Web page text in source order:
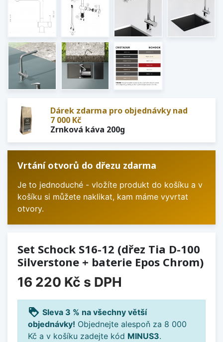
Dárek zdarma pro objednávky nad
7 000 Kč
Zrnková káva 200g
Vrtání otvorů do dřezu zdarma
Je to jednoduché - vložíte produkt do košíku a v
košíku si můžete naklikat, kam máme vyvrtat
otvory.
Set Schock S16-12 (dřez Tia D-100
Silverstone + baterie Epos Chrom)
16 220 Kč s DPH
loyalty Sleva 3 % na všechny větší
objednávky! Objednejte alespoň za 8 000
Kč a v košíku zadejte kód MINUS3.